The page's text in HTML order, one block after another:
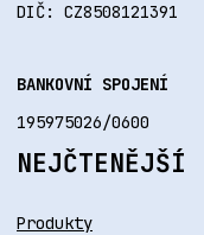
DIČ: CZ8508121391
BANKOVNÍ SPOJENÍ
195975026/0600
NEJČTENĚJŠÍ
Produkty